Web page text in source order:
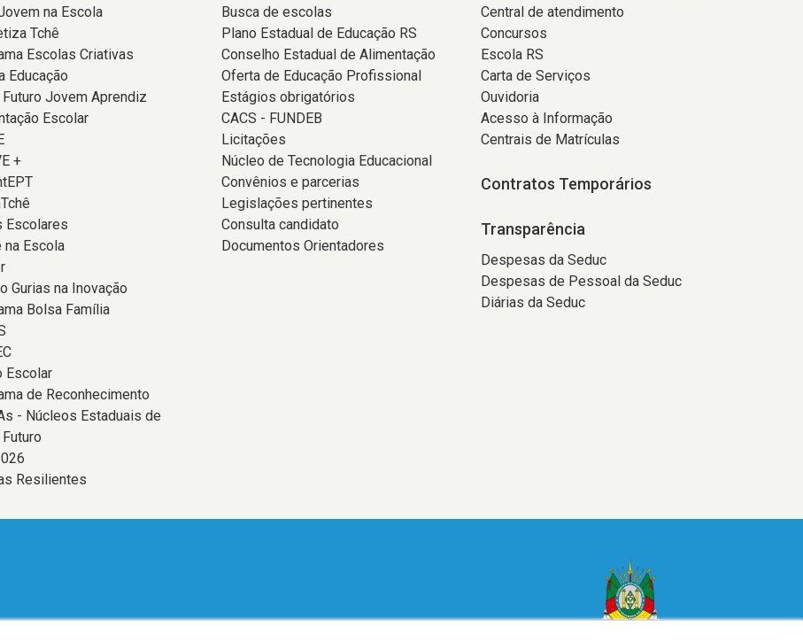
na Escola
Tchê
Escolas Criativas
Educação
Futuro Jovem Aprendiz
Escolar
+
Escolares
na Escola
Gurias na Inovação
Bolsa Família
Escolar
de Reconhecimento
- Núcleos Estaduais de
Resilientes
Busca de escolas
Plano Estadual de Educação RS
Conselho Estadual de Alimentação
Oferta de Educação Profissional
Estágios obrigatórios
CACS - FUNDEB
Licitações
Núcleo de Tecnologia Educacional
Convênios e parcerias
Legislações pertinentes
Consulta candidato
Documentos Orientadores
Central de atendimento
Concursos
Escola RS
Carta de Serviços
Ouvidoria
Acesso à Informação
Centrais de Matrículas
Contratos Temporários
Transparência
Despesas da Seduc
Despesas de Pessoal da Seduc
Diárias da Seduc